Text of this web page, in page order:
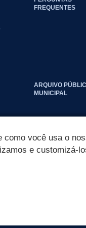
FREQUENTES
ARQUIVO
MUNICIPAL
você usa o
e